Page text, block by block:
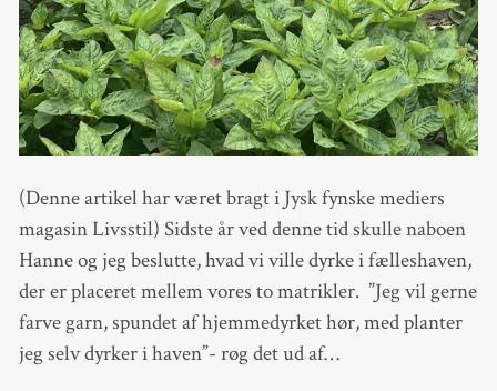
(Denne artikel har været bragt i Jysk fynske mediers
magasin Livsstil) Sidste år ved denne tid skulle naboen
Hanne og jeg beslutte, hvad vi ville dyrke i fælleshaven,
der er placeret mellem vores to matrikler. ”Jeg vil gerne
farve garn, spundet af hjemmedyrket hør, med planter
jeg selv dyrker i haven”- røg det ud af…